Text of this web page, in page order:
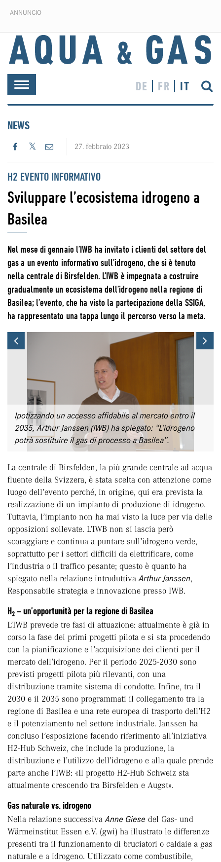
ANNUNCIO
Toggle
navigation
DE FR IT
NEWS
27. febbraio 2023
H2 EVENTO INFORMATIVO
Sviluppare l’ecosistema idrogeno a
Basilea
Nel mese di gennaio l’IWB ha invitato i clienti del settore del
gas a un evento informativo sull’idrogeno, che si è tenuto
nella centrale di Birsfelden. L’IWB è impegnata a costruire
gradualmente un ecosistema dell’idrogeno nella regione di
Basilea; l’evento, che ha visto la partecipazione della SSIGA,
ha rappresentato una tappa lungo il percorso verso la meta.
Ipotizzando un accesso affidabile al mercato entro il
2035, Arthur Janssen (IWB) ha spiegato: “L’idrogeno
potrà sostituire il gas di processo a Basilea”.
Previous
La centrale di Birsfelden, la più grande centrale ad acqua
fluente della Svizzera, è stata scelta con attenzione come
luogo dell’evento perché, in origine, qui era prevista la
realizzazione di un impianto di produzione di idrogeno.
Tuttavia, l’impianto non ha mai visto la luce per via delle
opposizioni sollevate. L’IWB non si lascia però
scoraggiare e continua a puntare sull’idrogeno verde,
soprattutto per i settori difficili da elettrificare, come
l’industria o il traffico pesante; questo è quanto ha
spiegato nella relazione introduttivaArthur Janssen,
Responsabile strategia e innovazione presso IWB.
H2 – un’opportunità per la regione di Basilea
L’IWB prevede tre fasi di attuazione: attualmente è già in
corso la fase dei primi progetti pilota e si sta procedendo
con la pianificazione e l’acquisizione dei clienti per il
mercato dell’idrogeno. Per il periodo 2025-2030 sono
previsti progetti pilota più rilevanti, con una
distribuzione tramite sistema di condotte. Infine, tra il
2030 e il 2035 sono programmati il collegamento tra la
regione di Basilea e una rete europea di trasporto dell’H2
e il potenziamento nel settore industriale. Janssen ha
concluso l’esposizione facendo riferimento all’iniziativa
H2-Hub Schweiz, che include la produzione, la
distribuzione e l’utilizzo dell’idrogeno e alla quale prende
parte anche l’IWB: «Il progetto H2-Hub Schweiz sta
attualmente crescendo tra Birsfelden e Augst».
Gas naturale vs. idrogeno
Nella relazione successivaAnne Giese del Gas- und
Wärmeinstitut Essen e.V. (gwi) ha illustrato le differenze
presenti tra il funzionamento di bruciatori o caldaie a gas
naturale e a idrogeno. Utilizzato come combustibile,